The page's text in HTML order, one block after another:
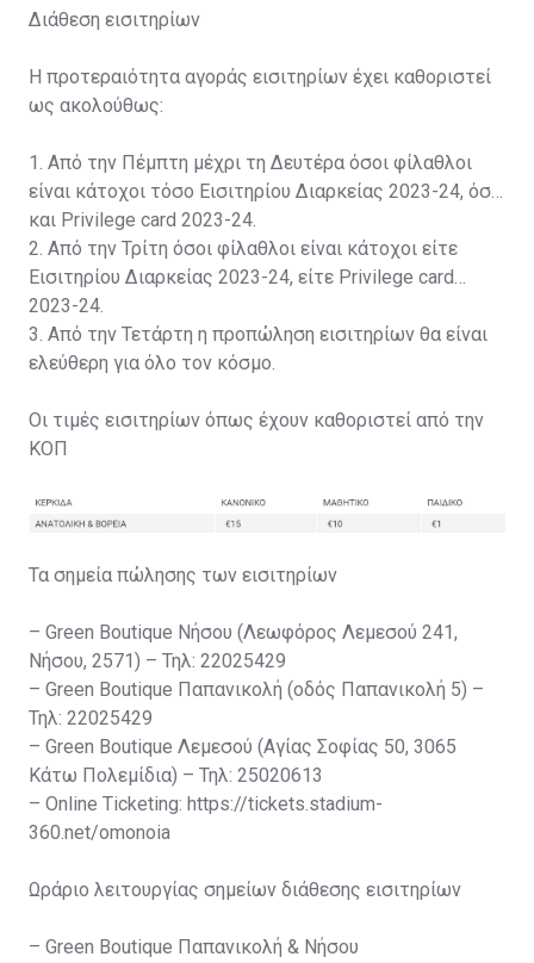
Διάθεση εισιτηρίων
Η προτεραιότητα αγοράς εισιτηρίων έχει καθοριστεί
ως ακολούθως:
1. Από την Πέμπτη μέχρι τη Δευτέρα όσοι φίλαθλοι
είναι κάτοχοι τόσο Εισιτηρίου Διαρκείας 2023-24, όσο
και Privilege card 2023-24.
2. Από την Τρίτη όσοι φίλαθλοι είναι κάτοχοι είτε
Εισιτηρίου Διαρκείας 2023-24, είτε Privilege card
2023-24.
3. Από την Τετάρτη η προπώληση εισιτηρίων θα είναι
ελεύθερη για όλο τον κόσμο.
Οι τιμές εισιτηρίων όπως έχουν καθοριστεί από την
ΚΟΠ
Τα σημεία πώλησης των εισιτηρίων
– Green Boutique Νήσου (Λεωφόρος Λεμεσού 241,
Νήσου, 2571) – Τηλ: 22025429
– Green Boutique Παπανικολή (οδός Παπανικολή 5) –
Τηλ: 22025429
– Green Boutique Λεμεσού (Αγίας Σοφίας 50, 3065
Κάτω Πολεμίδια) – Τηλ: 25020613
– Online Ticketing: https://tickets.stadium-
360.net/omonoia
Ωράριο λειτουργίας σημείων διάθεσης εισιτηρίων
– Green Boutique Παπανικολή & Νήσου